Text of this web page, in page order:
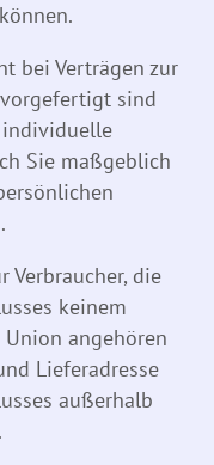
bei Verträgen zur
sind
Sie maßgeblich
die
keinem
angehören
Lieferadresse
außerhalb